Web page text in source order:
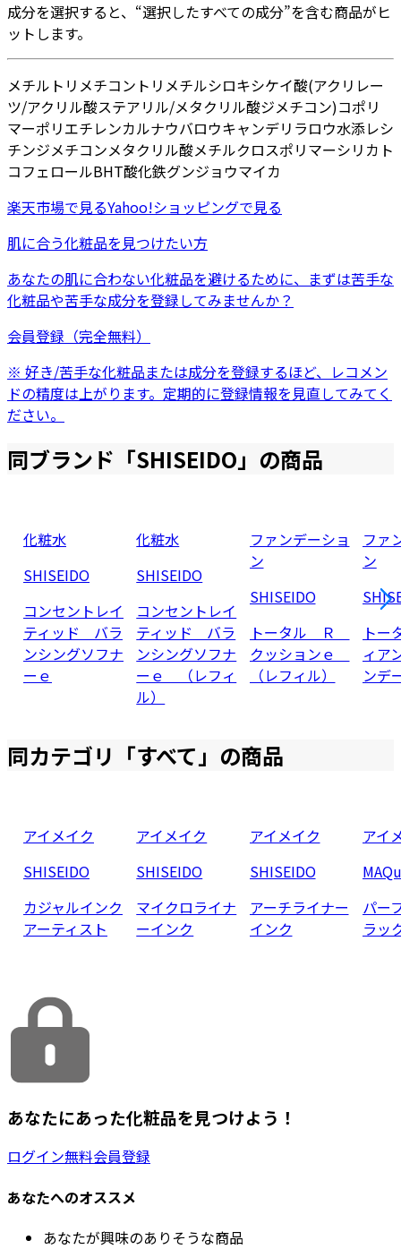
成分を選択すると、“選択したすべての成分”を含む商品がヒ
ットします。
メチルトリメチコン トリメチルシロキシケイ酸(アクリレー
ツ/アクリル酸ステアリル/メタクリル酸ジメチコン)コポリ
マーポリエチレンカルナウバロウキャンデリラロウ水添レシ
チンジメチコンメタクリル酸メチルクロスポリマーシリカ ト
コフェロールBHT酸化鉄グンジョウマイカ
楽天市場で見るYahoo!ショッピングで見る
肌に合う化粧品を見つけたい方
あなたの肌に合わない化粧品を避けるために、まずは苦手な
化粧品や苦手な成分を登録してみませんか？
会員登録（完全無料）
※ 好き/苦手な化粧品または成分を登録するほど、レコメン
ドの精度は上がります。定期的に登録情報を見直してみてく
ださい。
同ブランド「SHISEIDO」の商品
化粧水
SHISEIDO
コンセントレイ
ティッド バラ
ンシングソフナ
ーｅ
化粧水
SHISEIDO
コンセントレイ
ティッド バラ
ンシングソフナ
ーｅ （レフィ
ル）
ファンデーショ
ン
SHISEIDO
トータル Ｒ
クッションｅ
（レフィル）
ファ
ン
ト
ィア
ンデ
同カテゴリ「すべて」の商品
アイメイク
SHISEIDO
カジャルインク
アーティスト
アイメイク
SHISEIDO
マイクロライナ
ーインク
アイメイク
SHISEIDO
アーチライナー
インク
アイ
パー
ラッ
あなたにあった化粧品を見つけよう！
ログイン無料会員登録
あなたへのオススメ
あなたが興味のありそうな商品